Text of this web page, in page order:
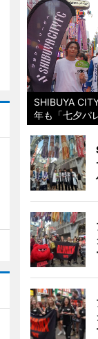
SHIBUYA
年も「七夕パ